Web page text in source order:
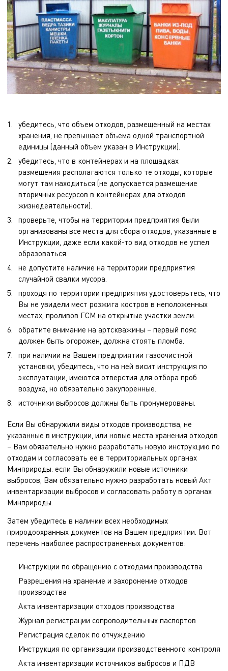
убедитесь, что объем отходов, размещенный на местах
хранения, не превышает объема одной транспортной
единицы (данный объем указан в Инструкции).
убедитесь, что в контейнерах и на площадках
размещения располагаются только те отходы, которые
могут там находиться (не допускается размещение
вторичных ресурсов в контейнерах для отходов
жизнедеятельности).
проверьте, чтобы на территории предприятия были
организованы все места для сбора отходов, указанные в
Инструкции, даже если какой-то вид отходов не успел
образоваться.
не допустите наличие на территории предприятия
случайной свалки мусора.
проходя по территории предприятия удостоверьтесь, что
Вы не увидели мест розжига костров в неположенных
местах, проливов ГСМ на открытые участки земли.
обратите внимание на артскважины – первый пояс
должен быть огорожен, должна стоять пломба.
при наличии на Вашем предприятии газоочистной
установки, убедитесь, что на ней висит инструкция по
эксплуатации, имеются отверстия для отбора проб
воздуха, но обязательно закупоренные.
источники выбросов должны быть пронумерованы.
Если Вы обнаружили виды отходов производства, не
указанные в инструкции, или новые места хранения отходов
– Вам обязательно нужно разработать новую инструкцию по
отходам и согласовать ее в территориальных органах
Минприроды. если Вы обнаружили новые источники
выбросов, Вам обязательно нужно разработать новый Акт
инвентаризации выбросов и согласовать работу в органах
Минприроды.
Затем убедитесь в наличии всех необходимых
природоохранных документов на Вашем предприятии. Вот
перечень наиболее распространенных документов:
Инструкции по обращению с отходами производства
Разрешения на хранение и захоронение отходов
производства
Акта инвентаризации отходов производства
Журнал регистрации сопроводительных паспортов
Регистрация сделок по отчуждению
Инструкция по организации производственного контроля
Акта инвентаризации источников выбросов и ПДВ